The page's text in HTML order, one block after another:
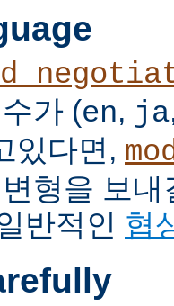
가 (en, ja
있다면,
형을 보
반적인 협